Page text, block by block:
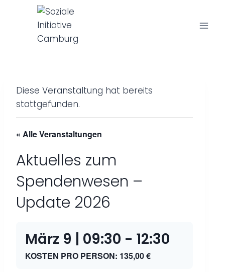
Diese Veranstaltung hat bereits
stattgefunden.
« Alle Veranstaltungen
Aktuelles zum
Spendenwesen –
Update 2026
März 9 | 09:30 - 12:30
KOSTEN PRO PERSON: 135,00 €